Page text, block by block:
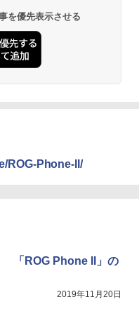
を優先表示させる
ROG-Phone-II/
「ROG Phone II」の
2019年11月20日